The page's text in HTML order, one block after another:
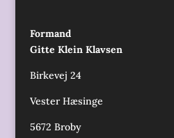
Formand
Gitte Klein Klavsen
Birkevej 24
Vester Hæsinge
5672 Broby